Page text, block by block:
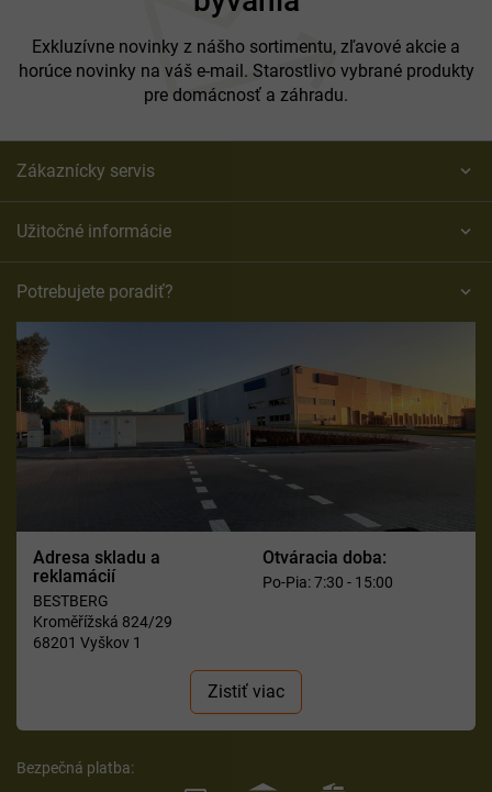
Exkluzívne novinky z nášho sortimentu, zľavové akcie a
horúce novinky na váš e-mail. Starostlivo vybrané produkty
pre domácnosť a záhradu.
Zákaznícky servis
Užitočné informácie
Potrebujete poradiť?
Adresa skladu a
reklamácií
BESTBERG
Kroměřížská 824/29
68201 Vyškov 1
Otváracia doba:
Po-Pia: 7:30 - 15:00
Zistiť viac
Bezpečná platba: